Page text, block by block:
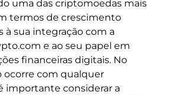
uma das criptomoedas mais
termos de crescimento
à sua integração com a
e ao seu papel em
financeiras digitais. No
ocorre com qualquer
importante considerar a